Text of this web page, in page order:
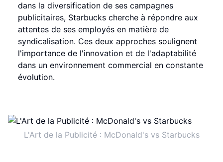
dans la diversification de ses campagnes
publicitaires, Starbucks cherche à répondre aux
attentes de ses employés en matière de
syndicalisation. Ces deux approches soulignent
l'importance de l'innovation et de l'adaptabilité
dans un environnement commercial en constante
évolution.
L'Art de la Publicité : McDonald's vs Starbucks